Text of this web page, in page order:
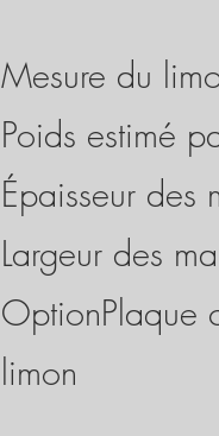
Mesure du
Poids estimé
Épaisseur
Largeur des
OptionPlaque
limon